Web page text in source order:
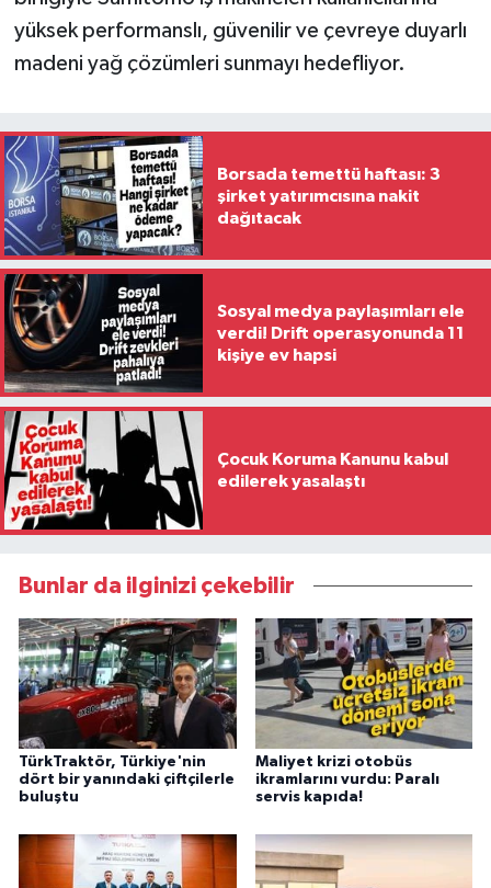
yüksek performanslı, güvenilir ve çevreye duyarlı
madeni yağ çözümleri sunmayı hedefliyor.
Borsada temettü haftası: 3
şirket yatırımcısına nakit
dağıtacak
Sosyal medya paylaşımları ele
verdi! Drift operasyonunda 11
kişiye ev hapsi
Çocuk Koruma Kanunu kabul
edilerek yasalaştı
Bunlar da ilginizi çekebilir
TürkTraktör, Türkiye'nin
dört bir yanındaki çiftçilerle
buluştu
Maliyet krizi otobüs
ikramlarını vurdu: Paralı
servis kapıda!